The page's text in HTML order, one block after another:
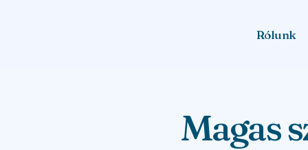
Rólunk
Magas